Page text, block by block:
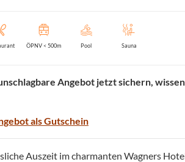
ÖPNV < 500m Pool Sauna
Angebot jetzt sichern,
als Gutschein
Auszeit im charmanten Wagners